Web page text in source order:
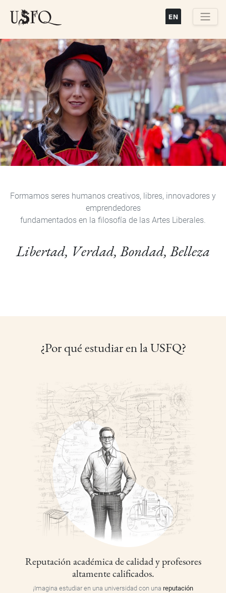
principal
Previous Next
Formamos seres humanos creativos, libres, innovadores y
emprendedores
fundamentados en la filosofía de las Artes Liberales.
Libertad, Verdad, Bondad, Belleza
¿Por qué estudiar en la USFQ?
Reputación académica de calidad y profesores
altamente calificados.
¡Imagina estudiar en una universidad con una reputación